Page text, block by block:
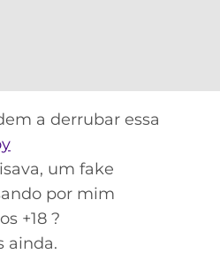
a derrubar essa
um fake
por mim
+18 ?
ainda.